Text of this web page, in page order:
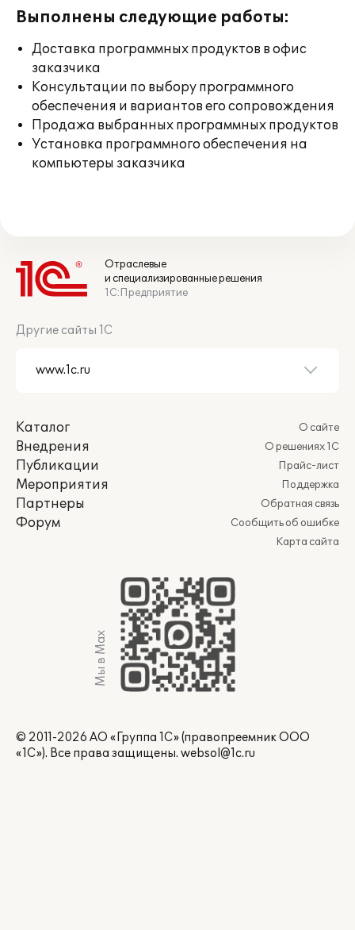
Выполнены следующие работы:
Доставка программных продуктов в офис
заказчика
Консультации по выбору программного
обеспечения и вариантов его сопровождения
Продажа выбранных программных продуктов
Установка программного обеспечения на
компьютеры заказчика
Отраслевые
и специализированные решения
1С:Предприятие
Другие сайты 1С
Каталог
Внедрения
Публикации
Мероприятия
Партнеры
Форум
О сайте
О решениях 1С
Прайс-лист
Поддержка
Обратная связь
Сообщить об ошибке
Карта сайта
Мы в Max
© 2011-2026 АО «Группа 1С» (правопреемник ООО
«1С»). Все права защищены. websol@1c.ru